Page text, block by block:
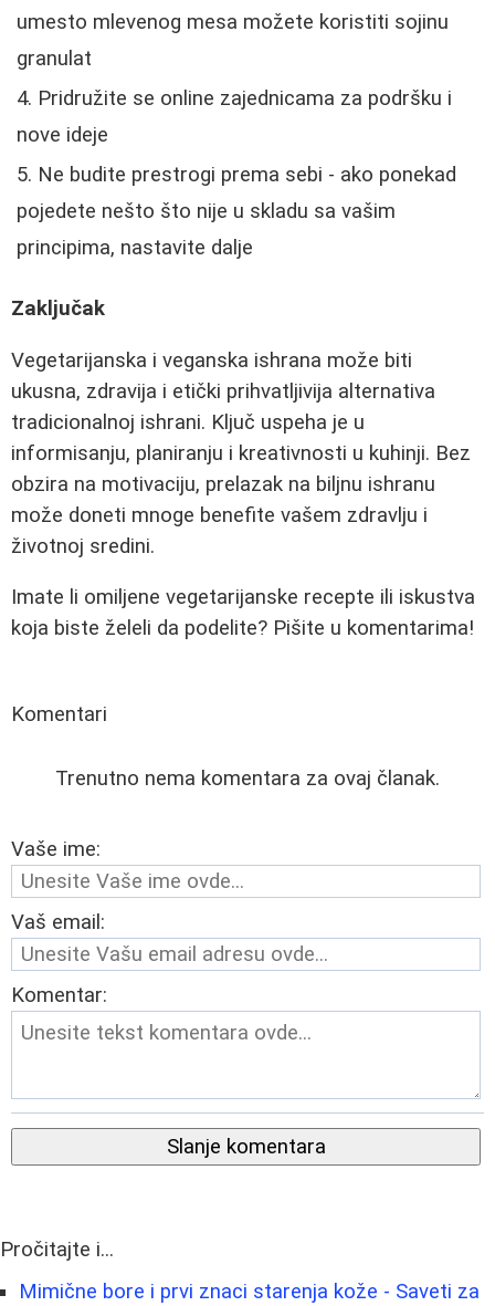
umesto mlevenog mesa možete koristiti sojinu
granulat
Pridružite se online zajednicama za podršku i
nove ideje
Ne budite prestrogi prema sebi - ako ponekad
pojedete nešto što nije u skladu sa vašim
principima, nastavite dalje
Zaključak
Vegetarijanska i veganska ishrana može biti
ukusna, zdravija i etički prihvatljivija alternativa
tradicionalnoj ishrani. Ključ uspeha je u
informisanju, planiranju i kreativnosti u kuhinji. Bez
obzira na motivaciju, prelazak na biljnu ishranu
može doneti mnoge benefite vašem zdravlju i
životnoj sredini.
Imate li omiljene vegetarijanske recepte ili iskustva
koja biste želeli da podelite? Pišite u komentarima!
Komentari
Trenutno nema komentara za ovaj članak.
Vaše ime:
Vaš email:
Komentar:
Slanje komentara
Pročitajte i...
Mimične bore i prvi znaci starenja kože - Saveti za